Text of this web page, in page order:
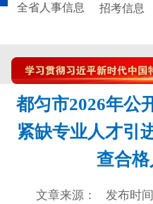
全省人事信息 招考信息
都匀市2026年公
紧缺专业人才引
查合
文章来源： 发布时